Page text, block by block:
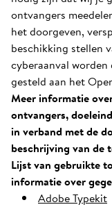
ontvangers
het doorgeven,
beschikking stellen
cyberaanval worden
gesteld aan het
Meer informatie
ontvangers,
in verband met de
beschrijving van de
Lijst van gebruikte
informatie over
Adobe Typekit